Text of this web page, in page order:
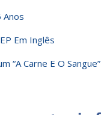
Anos
Em Inglês
“A Carne E O Sangue”